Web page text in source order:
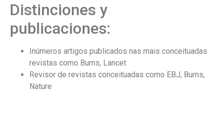
Distinciones y
publicaciones:
Inúmeros artigos publicados nas mais conceituadas
revistas como Burns, Lancet
Revisor de revistas conceituadas como EBJ, Burns,
Nature